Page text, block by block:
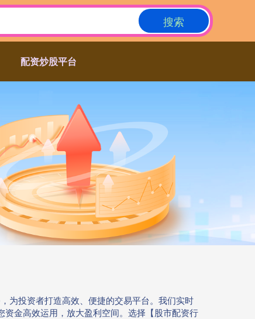
搜索
配资炒股平台
为投资者打造高效、便捷的交易平台。我们实时
金高效运用，放大盈利空间。选择【股市配资行